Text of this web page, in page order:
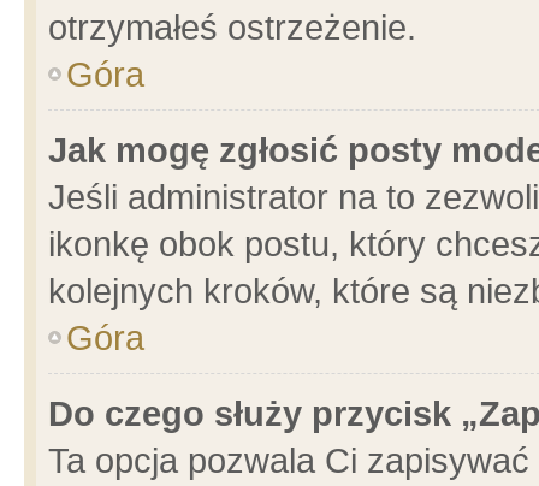
otrzymałeś ostrzeżenie.
Góra
Jak mogę zgłosić posty
Jeśli administrator na to
ikonkę obok postu, który
kolejnych kroków, które są
Góra
Do czego służy przycisk
Ta opcja pozwala Ci